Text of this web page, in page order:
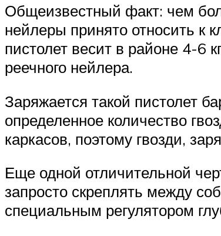
Общеизвестный факт: чем
нейлеры принято относить к
пистолет весит в районе 4-6
реечного нейлера.
Заряжается такой пистолет
определенное количество
каркасов, поэтому гвозди,
Еще одной отличительной
запросто скреплять между
специальным регулятором